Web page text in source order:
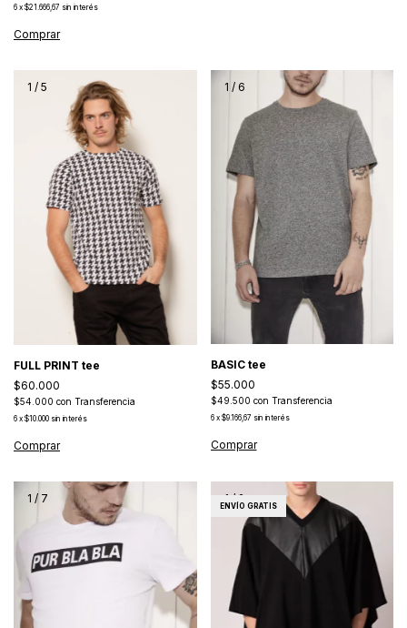
6 x $21.666,67 sin interés
Comprar
1 / 5
FULL PRINT tee
$60.000
$54.000 con Transferencia
6 x $10.000 sin interés
Comprar
1 / 6
BASIC tee
$55.000
$49.500 con Transferencia
6 x $9.166,67 sin interés
Comprar
1 / 7 1 / 2
ENVÍO GRATIS